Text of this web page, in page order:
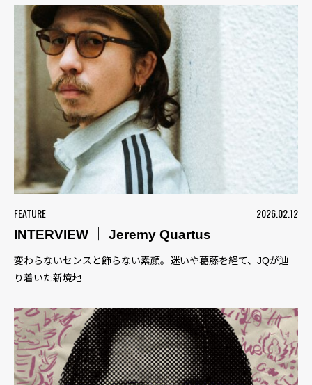
FEATURE
2026.02.12
INTERVIEW ｜ Jeremy Quartus
変わらないセンスと飾らない素顔。迷いや葛藤を経て、JQが辿
り着いた新境地